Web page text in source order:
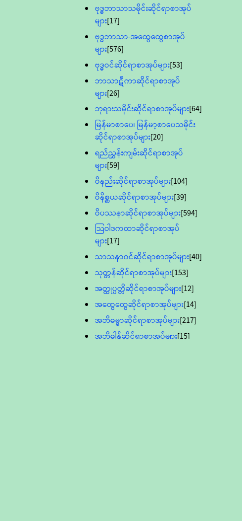
ဗုဒ္ဓဘာသာသမိုင်းဆိုင်ရာစာအုပ်
များ[17]
ဗုဒ္ဓဘာသာ-အထွေထွေစာအုပ်
များ[576]
ဗုဒ္ဓဝင်ဆိုင်ရာစာအုပ်များ[53]
ဘာသာဋီကာဆိုင်ရာစာအုပ်
များ[26]
ဘုရားသမိုင်းဆိုင်ရာစာအုပ်များ[64]
မြန်မာစာပေ၊ မြန်မာ့စာပေသမိုင်း
ဆိုင်ရာစာအုပ်များ[20]
ရည်ညွှန်းကျမ်းဆိုင်ရာစာအုပ်
များ[59]
ဝိနည်းဆိုင်ရာစာအုပ်များ[104]
ဝိနိစ္ဆယဆိုင်ရာစာအုပ်များ[39]
ဝိပဿနာဆိုင်ရာစာအုပ်များ[594]
သြဝါဒကထာဆိုင်ရာစာအုပ်
များ[17]
သာသနာ၀င်ဆိုင်ရာစာအုပ်များ[40]
သုတ္တန်ဆိုင်ရာစာအုပ်များ[153]
အတ္ထုပ္ပတ္တိဆိုင်ရာစာအုပ်များ[12]
အထွေထွေဆိုင်ရာစာအုပ်များ[14]
အဘိဓမ္မာဆိုင်ရာစာအုပ်များ[217]
အဘိဓါန်ဆိုင်ရာစာအုပ်များ[15]